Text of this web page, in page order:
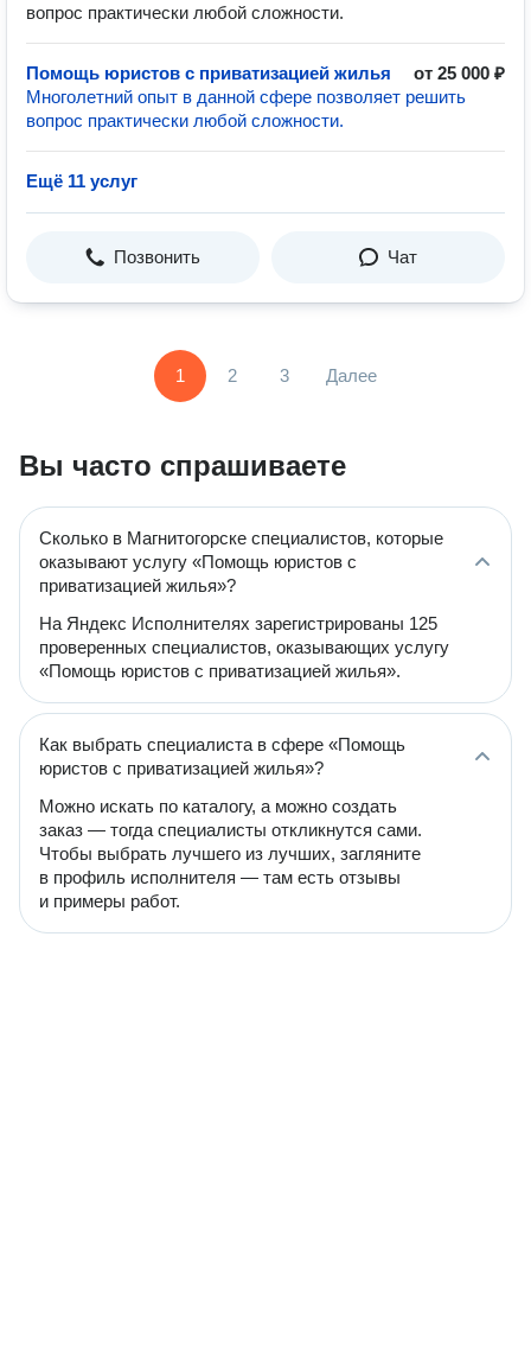
вопрос практически любой сложности.
Помощь юристов с приватизацией жилья
от 25 000 ₽
Многолетний опыт в данной сфере позволяет решить
вопрос практически любой сложности.
Ещё 11 услуг
Позвонить Чат
1 2 3 Далее
Вы часто спрашиваете
Сколько в Магнитогорске специалистов, которые
оказывают услугу «Помощь юристов с
приватизацией жилья»?
На Яндекс Исполнителях зарегистрированы 125
проверенных специалистов, оказывающих услугу
«Помощь юристов с приватизацией жилья».
Как выбрать специалиста в сфере «Помощь
юристов с приватизацией жилья»?
Можно искать по каталогу, а можно создать
заказ — тогда специалисты откликнутся сами.
Чтобы выбрать лучшего из лучших, загляните
в профиль исполнителя — там есть отзывы
и примеры работ.